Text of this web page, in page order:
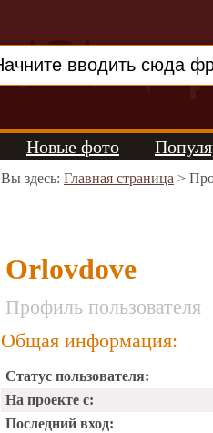
Новые фото
Вы здесь: Главная страница >
Orlovdove
Профиль пользователя
Общая информация:
Статус пользователя:
На проекте с:
Последний вход: